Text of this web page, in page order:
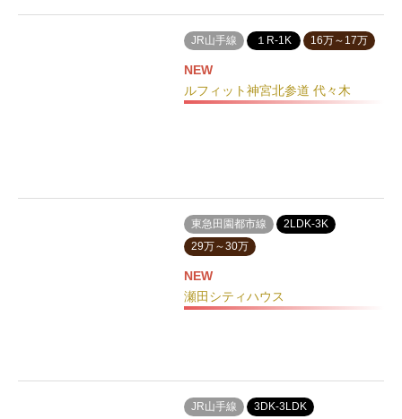
JR山手線 １R-1K 16万～17万
NEW
ルフィット神宮北参道 代々木
東急田園都市線
2LDK-3K
29万～30万
NEW
瀬田シティハウス
JR山手線 3DK-3LDK